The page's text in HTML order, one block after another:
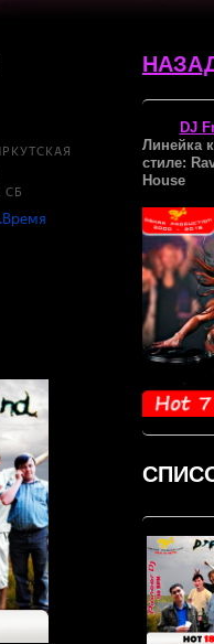
DJ
Линейка
стиле:
House